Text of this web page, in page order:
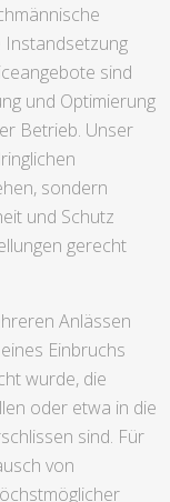
Instandsetzung
sind
und Optimierung
Betrieb. Unser
sondern
und Schutz
gerecht
Anlässen
Einbruchs
wurde, die
oder etwa in die
sind. Für
von